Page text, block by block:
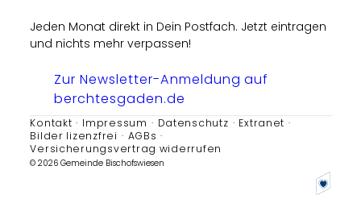
Jeden Monat direkt in Dein Postfach. Jetzt eintragen
und nichts mehr verpassen!
Zur Newsletter-Anmeldung auf
berchtesgaden.de
Kontakt Impressum Datenschutz
Extranet
Bilder lizenzfrei
AGBs
Versicherungsvertrag widerrufen
© 2026 Gemeinde Bischofswiesen